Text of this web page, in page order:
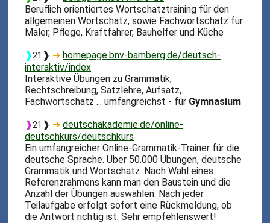
Beruflich orientiertes Wortschatztraining für den
allgemeinen Wortschatz, sowie Fachwortschatz für
Maler, Pflege, Kraftfahrer, Bauhelfer und Küche
❱21 ❱ ➜homepage.bnv-bamberg.de/deutsch-
interaktiv/index
Interaktive Übungen zu Grammatik,
Rechtschreibung, Satzlehre, Aufsatz,
Fachwortschatz ... umfangreichst - für Gymnasium
❱21 ❱ ➜deutschakademie.de/online-
deutschkurs/deutschkurs
Ein umfangreicher Online-Grammatik-Trainer für die
deutsche Sprache. Über 50.000 Übungen, deutsche
Grammatik und Wortschatz. Nach Wahl eines
Referenzrahmens kann man den Baustein und die
Anzahl der Übungen auswählen. Nach jeder
Teilaufgabe erfolgt sofort eine Rückmeldung, ob
die Antwort richtig ist. Sehr empfehlenswert!